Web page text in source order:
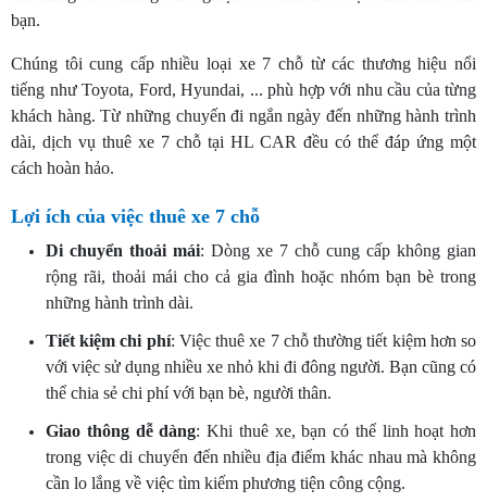
bạn.
Chúng tôi cung cấp nhiều loại xe 7 chỗ từ các thương hiệu nổi
tiếng như Toyota, Ford, Hyundai, ... phù hợp với nhu cầu của từng
khách hàng. Từ những chuyến đi ngắn ngày đến những hành trình
dài, dịch vụ thuê xe 7 chỗ tại HL CAR đều có thể đáp ứng một
cách hoàn hảo.
Lợi ích của việc thuê xe 7 chỗ
Di chuyển thoải mái: Dòng xe 7 chỗ cung cấp không gian
rộng rãi, thoải mái cho cả gia đình hoặc nhóm bạn bè trong
những hành trình dài.
Tiết kiệm chi phí: Việc thuê xe 7 chỗ thường tiết kiệm hơn so
với việc sử dụng nhiều xe nhỏ khi đi đông người. Bạn cũng có
thể chia sẻ chi phí với bạn bè, người thân.
Giao thông dễ dàng: Khi thuê xe, bạn có thể linh hoạt hơn
trong việc di chuyển đến nhiều địa điểm khác nhau mà không
cần lo lắng về việc tìm kiếm phương tiện công cộng.